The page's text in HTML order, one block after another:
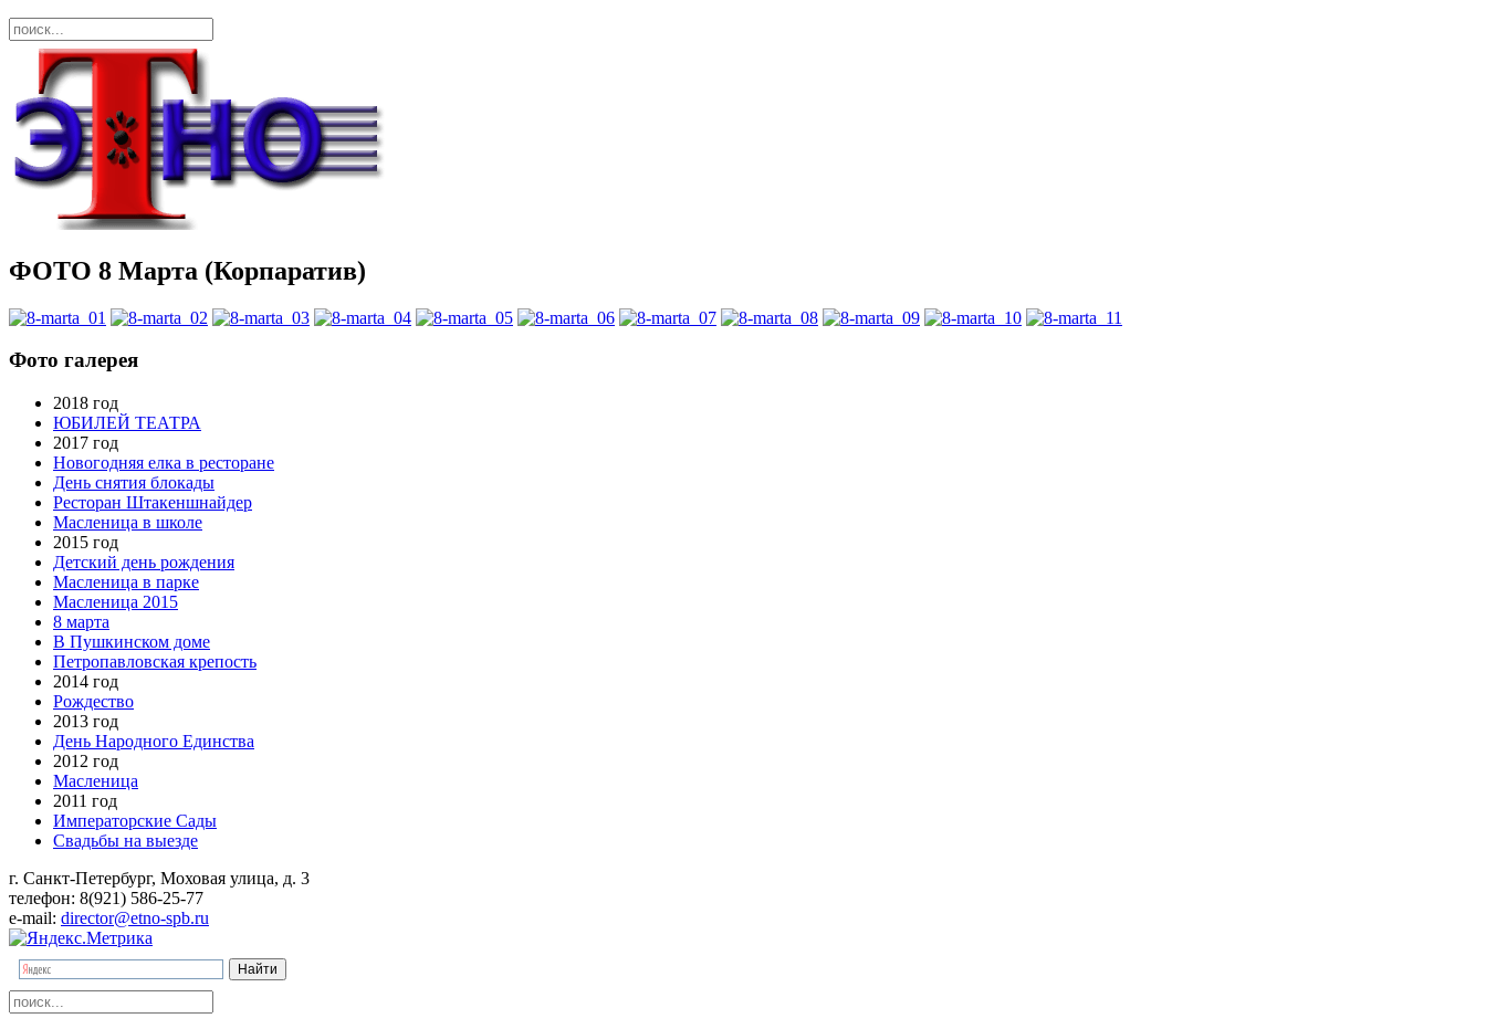
ФОТО 8 Марта (Корпаратив)
Фото галерея
2018 год
ЮБИЛЕЙ ТЕАТРА
2017 год
Новогодняя елка в ресторане
День снятия блокады
Ресторан Штакеншнайдер
Масленица в школе
2015 год
Детский день рождения
Масленица в парке
Масленица 2015
8 марта
В Пушкинском доме
Петропавловская крепость
2014 год
Рождество
2013 год
День Народного Единства
2012 год
Масленица
2011 год
Императорские Сады
Свадьбы на выезде
г. Санкт-Петербург, Моховая улица, д. 3
телефон: 8(921) 586-25-77
e-mail: director@etno-spb.ru